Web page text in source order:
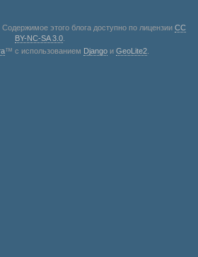
этого блога доступно по лицензии CC
BY-NC-SA 3.0.
™ с использованием Djangoи GeoLite2.